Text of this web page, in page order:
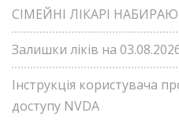
СІМЕЙНІ ЛІКАРІ
Залишки ліків на
Інструкція користувача
доступу NVDA